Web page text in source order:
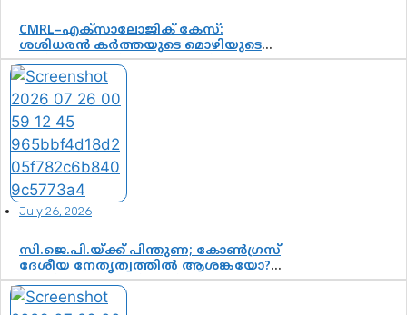
CMRL–എക്‌സാലോജിക് കേസ്:
ശശിധരൻ കർത്തയുടെ മൊഴിയുടെ
അടിസ്ഥാനത്തിൽ പിണറായി
വിജയനെ ചോദ്യം ചെയ്യുന്നതിൽ ഉടൻ
തീരുമാനം; വീണയ്‌ക്കെതിരെ
കൂടുതൽ തെളിവുകൾ പരിശോധിച്ച്
ഇഡി
July 26, 2026
സി.ജെ.പി.യ്ക്ക് പിന്തുണ; കോൺഗ്രസ്
ദേശീയ നേതൃത്വത്തിൽ ആശങ്കയോ?
പാർട്ടിക്കുള്ളിൽ ഭിന്നാഭിപ്രായമെന്ന
വിലയിരുത്തൽ